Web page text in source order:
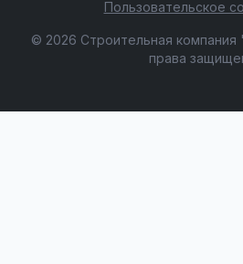
Пользовательское
© 2026 Строительная компания
права